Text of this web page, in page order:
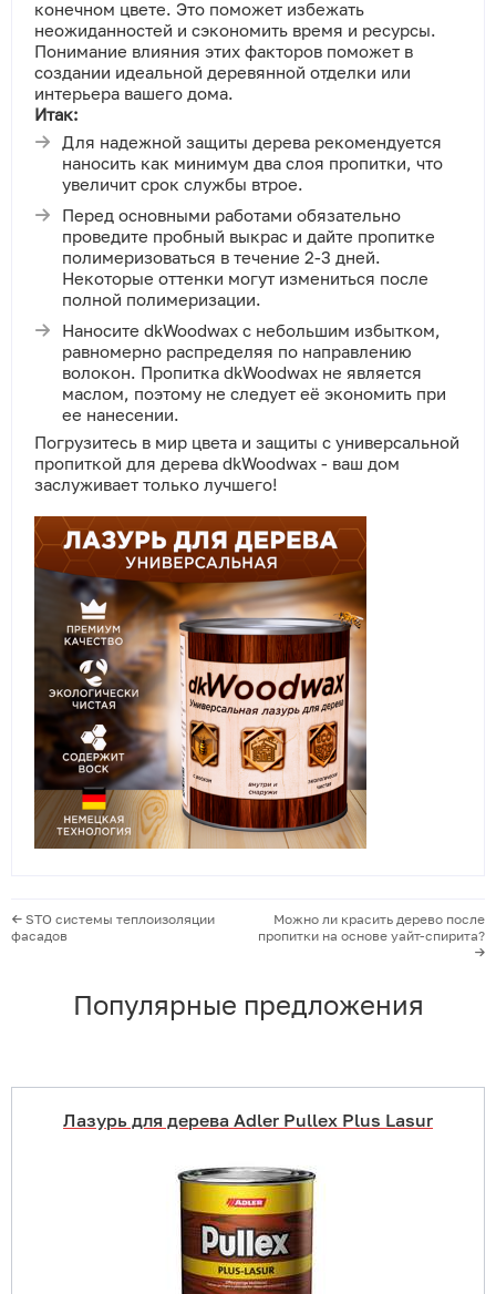
конечном цвете. Это поможет избежать
неожиданностей и сэкономить время и ресурсы.
Понимание влияния этих факторов поможет в
создании идеальной деревянной отделки или
интерьера вашего дома.
Итак:
Для надежной защиты дерева рекомендуется
наносить как минимум два слоя пропитки, что
увеличит срок службы втрое.
Перед основными работами обязательно
проведите пробный выкрас и дайте пропитке
полимеризоваться в течение 2-3 дней.
Некоторые оттенки могут измениться после
полной полимеризации.
Наносите dkWoodwax с небольшим избытком,
равномерно распределяя по направлению
волокон. Пропитка dkWoodwax не является
маслом, поэтому не следует её экономить при
ее нанесении.
Погрузитесь в мир цвета и защиты с универсальной
пропиткой для дерева dkWoodwax - ваш дом
заслуживает только лучшего!
STO cистемы теплоизоляции
фасадов
Можно ли красить дерево после
пропитки на основе уайт-спирита?
Популярные предложения
Лазурь для дерева Adler Pullex Plus Lasur
В корзину
Подробнее